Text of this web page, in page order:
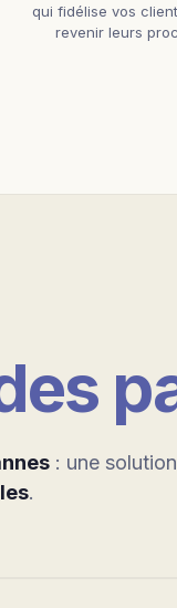
qui fidélise vos
revenir leurs
: une
.